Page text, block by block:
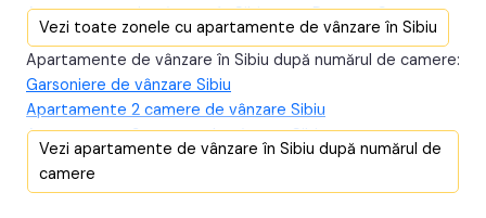
Apartamente de vânzare în Sibiu zona Doamna Stanca
Apartamente de vânzare în Sibiu zona Calea Cisnadiei -
Arhitectilor
Apartamente de vânzare în Sibiu zona Calea Surii Mici
Apartamente de vânzare în Sibiu zona Centrul Istoric
Apartamente de vânzare în Sibiu zona Orasul de Jos
Apartamente de vânzare în Sibiu zona Turnisor
Apartamente de vânzare în Sibiu zona Central
Vezi toate zonele cu apartamente de vânzare în Sibiu
Apartamente de vânzare în Sibiu după numărul de camere:
Garsoniere de vânzare Sibiu
Apartamente 2 camere de vânzare Sibiu
Apartamente 3 camere de vânzare Sibiu
Apartamente 4 camere de vânzare Sibiu
Apartamente 5 camere de vânzare Sibiu
Vezi apartamente de vânzare în Sibiu după numărul de
camere